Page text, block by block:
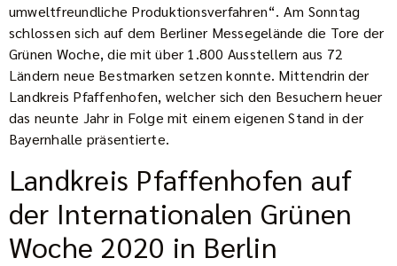
umweltfreundliche Produktionsverfahren“. Am Sonntag
schlossen sich auf dem Berliner Messegelände die Tore der
Grünen Woche, die mit über 1.800 Ausstellern aus 72
Ländern neue Bestmarken setzen konnte. Mittendrin der
Landkreis Pfaffenhofen, welcher sich den Besuchern heuer
das neunte Jahr in Folge mit einem eigenen Stand in der
Bayernhalle präsentierte.
Landkreis Pfaffenhofen auf
der Internationalen Grünen
Woche 2020 in Berlin